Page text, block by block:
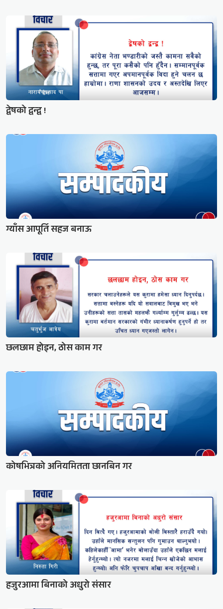
द्वेषको द्वन्द्व !
ग्याँस आपूर्ति सहज बनाऊ
छलछाम होइन, ठोस काम गर
कोषभित्रको अनियमितता छानबिन गर
हजुरआमा बिनाको अधुरो संसार